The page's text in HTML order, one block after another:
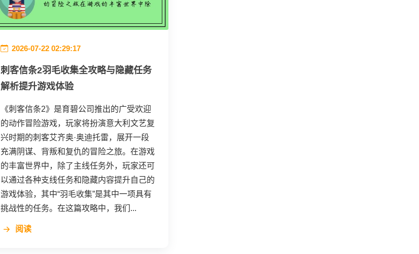
2026-07-22 02:29:17
刺客信条2羽毛收集全攻略与隐藏任务
解析提升游戏体验
《刺客信条2》是育碧公司推出的广受欢迎
的动作冒险游戏，玩家将扮演意大利文艺复
兴时期的刺客艾齐奥·奥迪托雷，展开一段
充满阴谋、背叛和复仇的冒险之旅。在游戏
的丰富世界中，除了主线任务外，玩家还可
以通过各种支线任务和隐藏内容提升自己的
游戏体验，其中“羽毛收集”是其中一项具有
挑战性的任务。在这篇攻略中，我们...
阅读